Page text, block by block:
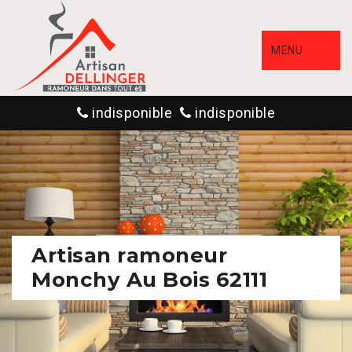
MENU
indisponible indisponible
Artisan ramoneur
Monchy Au Bois 62111